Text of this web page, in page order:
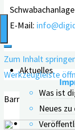
Aktuelles
Was ist
Neues
E-Mail:
Zum Inhalt
Werkzeugleiste
Barrierefreiheit
Text